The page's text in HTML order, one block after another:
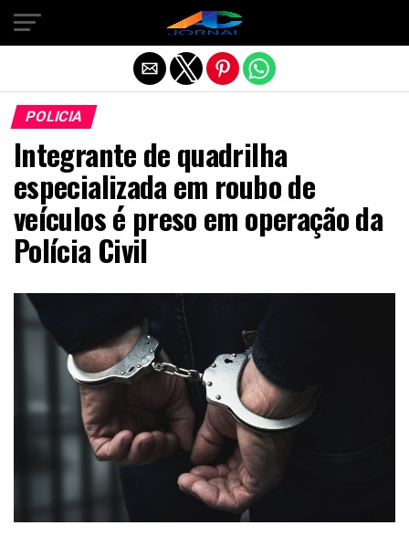
POLICIA
Integrante de quadrilha
especializada em roubo de
veículos é preso em operação da
Polícia Civil
Exit mobile version